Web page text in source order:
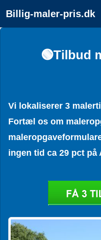
Billig-maler-pris.dk
🟢Tilbud
Vi lokaliserer 3
Fortæl os om
ingen tid ca 29 pct på